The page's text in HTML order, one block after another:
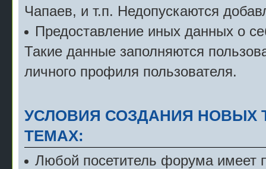
Чапаев, и т.п. Недопускаются
Предоставление иных данных о
Такие данные заполняются
личного профиля пользователя.
УСЛОВИЯ СОЗДАНИЯ НОВЫХ
ТЕМАХ:
Любой посетитель форума имеет